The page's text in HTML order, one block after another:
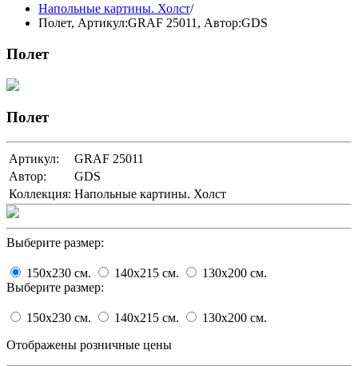
Напольные картины. Холст/
Полет, Артикул:GRAF 25011 , Автор:GDS
Полет
Полет
Артикул:
GRAF 25011
Автор:
GDS
Коллекция: Напольные картины. Холст
Выберите размер:
150x230 cм. 140x215 cм. 130x200 cм.
Выберите размер:
150x230 cм. 140x215 cм. 130x200 cм.
Отображены розничные цены